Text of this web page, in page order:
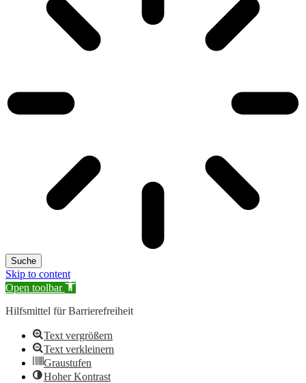
Suche
Skip to content
Open toolbar
Hilfsmittel für Barrierefreiheit
Text vergrößern
Text verkleinern
Graustufen
Hoher Kontrast